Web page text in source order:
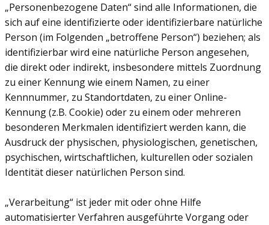
„Personenbezogene Daten“ sind alle Informationen, die
sich auf eine identifizierte oder identifizierbare natürliche
Person (im Folgenden „betroffene Person“) beziehen; als
identifizierbar wird eine natürliche Person angesehen,
die direkt oder indirekt, insbesondere mittels Zuordnung
zu einer Kennung wie einem Namen, zu einer
Kennnummer, zu Standortdaten, zu einer Online-
Kennung (z.B. Cookie) oder zu einem oder mehreren
besonderen Merkmalen identifiziert werden kann, die
Ausdruck der physischen, physiologischen, genetischen,
psychischen, wirtschaftlichen, kulturellen oder sozialen
Identität dieser natürlichen Person sind.
„Verarbeitung“ ist jeder mit oder ohne Hilfe
automatisierter Verfahren ausgeführte Vorgang oder